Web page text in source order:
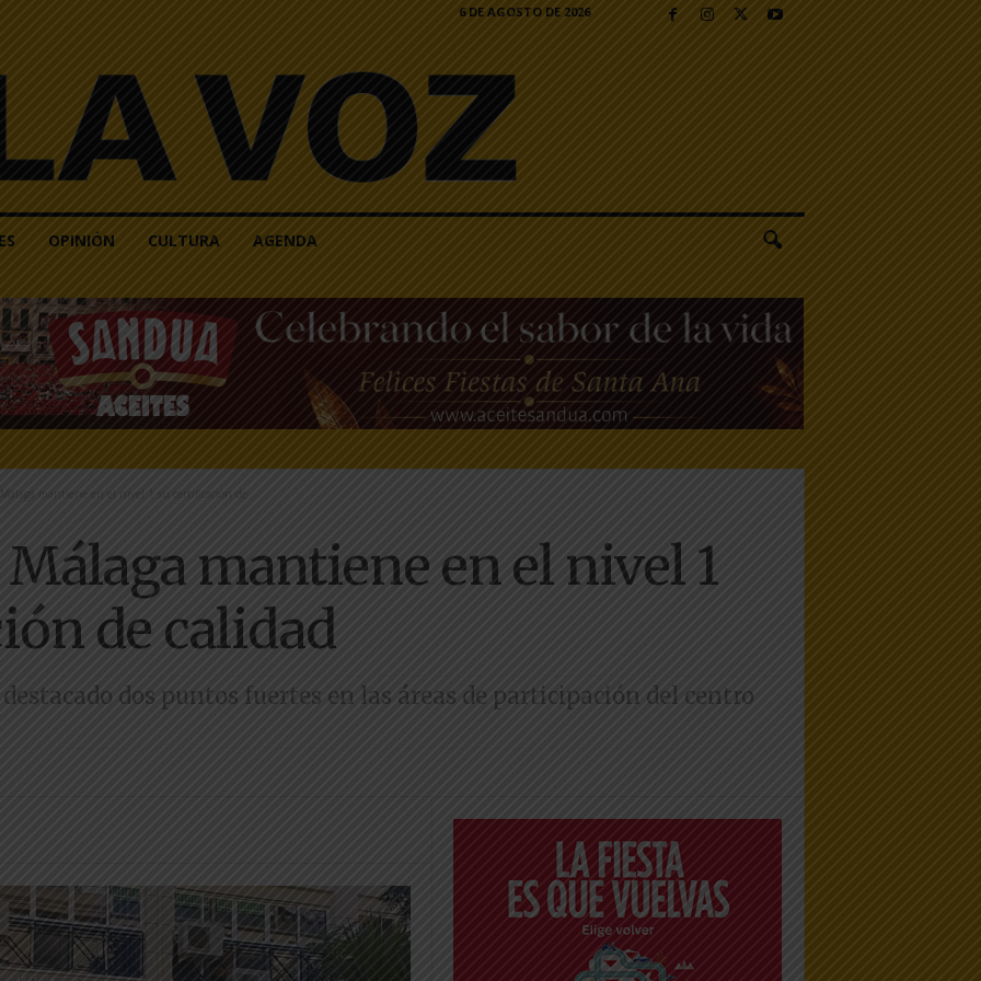
6 DE AGOSTO DE 2026
OPINIÓN CULTURA AGENDA
Málaga mantiene en el nivel 1 su certificación de...
Málaga mantiene en el nivel 1
de calidad
dos puntos fuertes en las áreas de participación del centro